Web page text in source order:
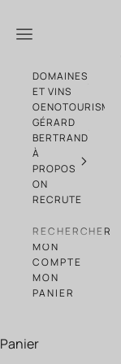
Menu
DOMAINES
ET VINS
OENOTOURISME
GÉRARD
BERTRAND
À
PROPOS
ON
RECRUTE
RECHERCHER
MON
COMPTE
MON
PANIER
Panier